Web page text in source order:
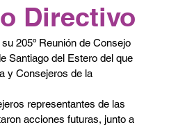
Directivo
Santiago del Estero del que
y Consejeros de la
representantes de las
acciones futuras, junto a